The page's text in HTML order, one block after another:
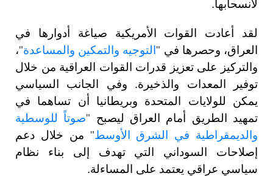
لانسحابها.
لقد أعادت القوات الأمريكية صياغة أدوارها في
العراق، وحصرها في "التوجيه والتمكين والمساعدة"،
والتركيز على تعزيز قدرات القوات العراقية من خلال
توفير المعدات والذخيرة. وفي الجانب السياسي
يمكن للولايات المتحدة وبريطانيا أن تساهما في
تمهيد الطريق أمام العراق ليصبح "صوتاً للوسطية
والديمقراطية في الشرق الأوسط" من خلال دعم
إصلاحات السوداني التي تهدف إلى بناء نظام
سياسي عراقي يعتمد على المساءلة.